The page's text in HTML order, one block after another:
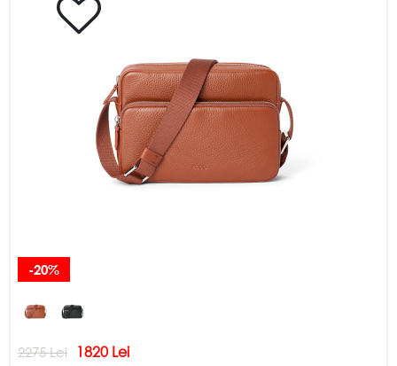
Schimb și returnare
POLITICĂ ȘI TERMENI
Termeni și condiții
-20%
2275 Lei 1820 Lei